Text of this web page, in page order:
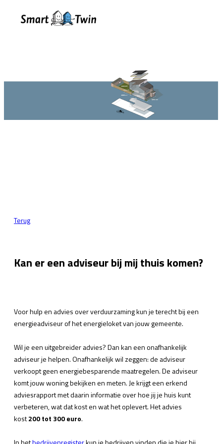
Terug
Kan er een adviseur bij mij thuis komen?
Voor hulp en advies over verduurzaming kun je terecht bij een
energieadviseur of het energieloket van jouw gemeente.
Wil je een uitgebreider advies? Dan kan een onafhankelijk
adviseur je helpen. Onafhankelijk wil zeggen: de adviseur
verkoopt geen energiebesparende maatregelen. De adviseur
komt jouw woning bekijken en meten. Je krijgt een erkend
adviesrapport met daarin informatie over hoe jij je huis kunt
verbeteren, wat dat kost en wat het oplevert. Het advies
kost200 tot 300 euro.